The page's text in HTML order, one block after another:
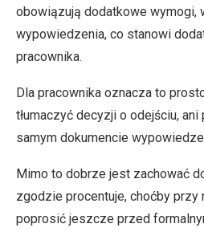
obowiązują dodatkowe wymogi,
wypowiedzenia, co stanowi
pracownika.
Dla pracownika oznacza to
tłumaczyć decyzji o odejściu,
samym dokumencie
Mimo to dobrze jest zachować
zgodzie procentuje, choćby przy
poprosić jeszcze przed